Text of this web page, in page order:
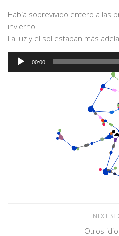
Había sobrevivido entero a las
invierno.
La luz y el sol estaban más
Audio
Player
00:00
NEXT
Otros